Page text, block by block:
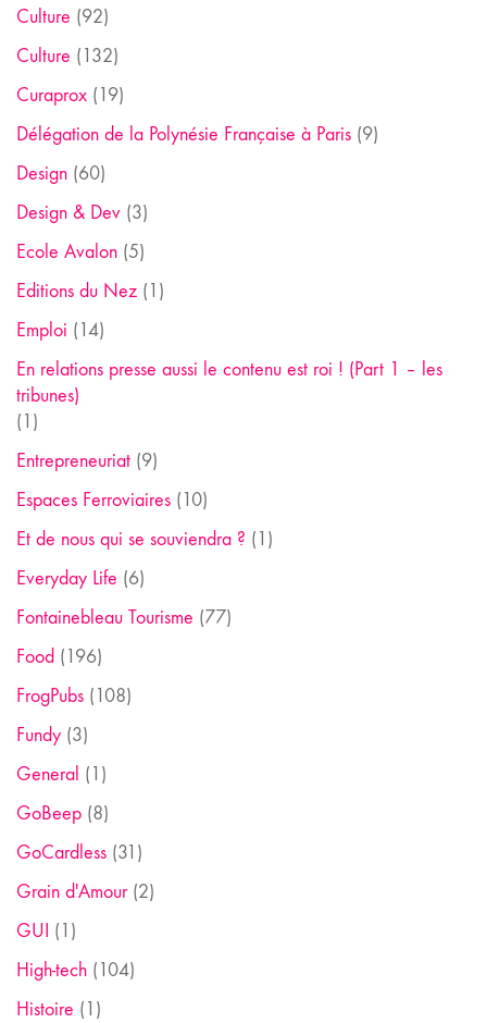
Culture (92)
Culture (132)
Curaprox (19)
Délégation de la Polynésie Française à Paris (9)
Design (60)
Design & Dev (3)
Ecole Avalon (5)
Editions du Nez (1)
Emploi (14)
En relations presse aussi le contenu est roi ! (Part 1 – les
tribunes)
(1)
Entrepreneuriat (9)
Espaces Ferroviaires (10)
Et de nous qui se souviendra ? (1)
Everyday Life (6)
Fontainebleau Tourisme (77)
Food (196)
FrogPubs (108)
Fundy (3)
General (1)
GoBeep (8)
GoCardless (31)
Grain d'Amour(2)
GUI (1)
High-tech (104)
Histoire (1)